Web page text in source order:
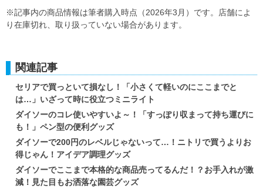
※記事内の商品情報は筆者購入時点（2026年3月）です。店舗によ
り在庫切れ、取り扱っていない場合があります。
関連記事
セリアで買っといて損なし！「小さくて軽いのにここまでと
は…」いざって時に役立つミニライト
ダイソーのコレ使いやすいよ～！「すっぽり収まって持ち運びに
も！」ペン型の便利グッズ
ダイソーで200円のレベルじゃないって…！ニトリで買うよりお
得じゃん！アイデア調理グッズ
ダイソーでここまで本格的な商品売ってるんだ！？お手入れが激
減！見た目もお洒落な園芸グッズ